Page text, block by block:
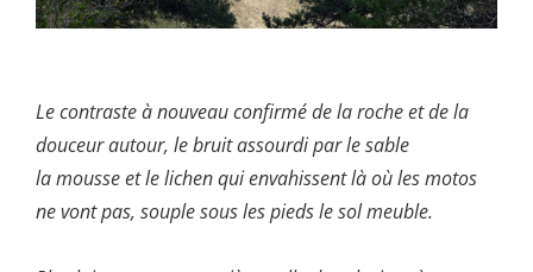
Le contraste à nouveau confirmé de la roche et de la
douceur autour, le bruit assourdi par le sable
la mousse et le lichen qui envahissent là où les motos
ne vont pas, souple sous les pieds le sol meuble.